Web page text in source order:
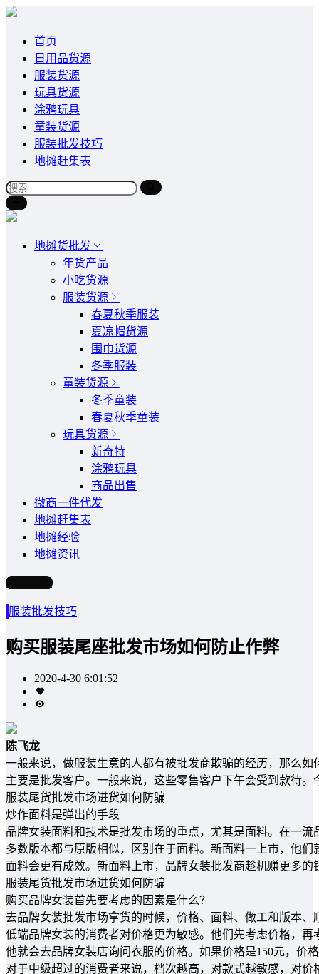
首页
日用品货源
服装货源
玩具货源
涂鸦玩具
童装货源
服装批发技巧
地摊赶集表
地摊货批发
年货产品
小吃货源
服装货源
春夏秋季服装
夏凉帽货源
围巾货源
冬季服装
童装货源
冬季童装
春夏秋季童装
玩具货源
新奇特
涂鸦玩具
商品出售
微商一件代发
地摊赶集表
地摊经验
地摊资讯
写文章
服装批发技巧
购买服装尾座批发市场如何防止作弊
2020-4-30 6:01:52
陈飞龙
一般来说，做服装生意的人都有被批发商欺骗的经历，那么
主要是批发客户。一般来说，这些零售客户下午会受到款待
服装尾货批发市场进货如何防骗
炒作面料是弹出的手段
品牌女装面料和技术是批发市场的重点，尤其是面料。在一
多数版本都与原版相似，区别在于面料。新面料一上市，他
面料会更有成效。新面料上市，品牌女装批发商趁机赚更多
服装尾货批发市场进货如何防骗
购买品牌女装首先要考虑的因素是什么？
去品牌女装批发市场拿货的时候，价格、面料、做工和版本
低端品牌女装的消费者对价格更为敏感。他们先考虑价格，
他就会去品牌女装店询问衣服的价格。如果价格是150元，价
对于中级超过的消费者来说，档次越高，对款式越敏感，对